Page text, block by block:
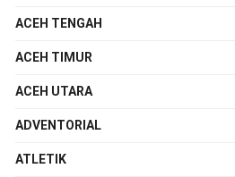
ACEH TENGAH
ACEH TIMUR
ACEH UTARA
ADVENTORIAL
ATLETIK